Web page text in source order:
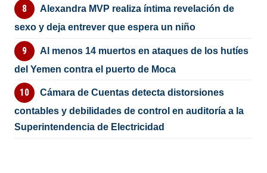
Alexandra MVP realiza íntima revelación de
sexo y deja entrever que espera un niño
Al menos 14 muertos en ataques de los hutíes
del Yemen contra el puerto de Moca
Cámara de Cuentas detecta distorsiones
contables y debilidades de control en auditoría a la
Superintendencia de Electricidad